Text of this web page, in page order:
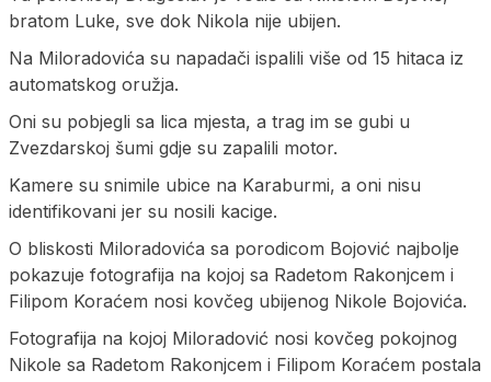
bratom Luke, sve dok Nikola nije ubijen.
Na Miloradovića su napadači ispalili više od 15 hitaca iz
automatskog oružja.
Oni su pobjegli sa lica mjesta, a trag im se gubi u
Zvezdarskoj šumi gdje su zapalili motor.
Kamere su snimile ubice na Karaburmi, a oni nisu
identifikovani jer su nosili kacige.
O bliskosti Miloradovića sa porodicom Bojović najbolje
pokazuje fotografija na kojoj sa Radetom Rakonjcem i
Filipom Koraćem nosi kovčeg ubijenog Nikole Bojovića.
Fotografija na kojoj Miloradović nosi kovčeg pokojnog
Nikole sa Radetom Rakonjcem i Filipom Koraćem postala